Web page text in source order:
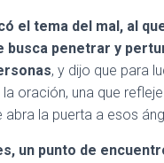
el tema del mal, al
busca penetrar y
, y dijo que para
oración, una que
abra la puerta a esos
un punto de